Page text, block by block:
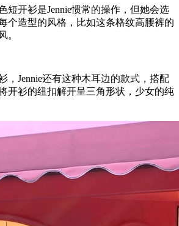
开衫是Jennie惯常的操作，但她会选
个造型的风格，比如这条格纹高腰裤的
。
Jennie还有这种木耳边的款式，搭配
开衫的纽扣解开呈三角形状，少女的纯